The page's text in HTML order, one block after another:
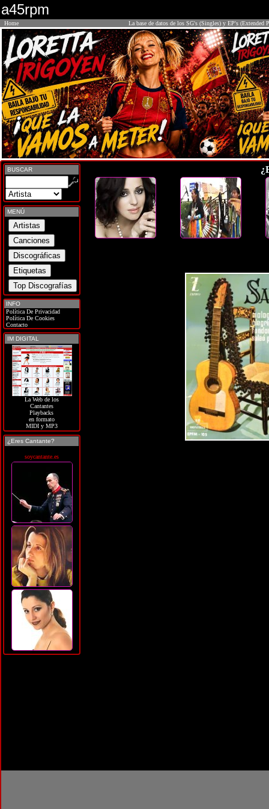
a45rpm
Home La base de datos de los SG's (Singles) y EP's (Extended
BUSCAR
MENÚ
INFO
Política De Privacidad
Política De Cookies
Contacto
IM DIGITAL
La Web de los
Cantantes
Playbacks
en formato
MIDI y MP3
¿Eres Cantante?
soycantante.es